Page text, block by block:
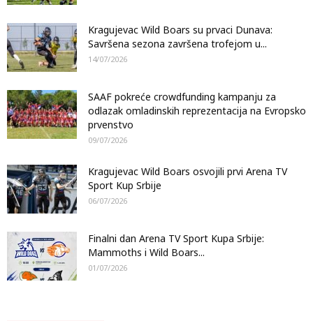
Kragujevac Wild Boars su prvaci Dunava:
Savršena sezona završena trofejom u...
14/07/2026
SAAF pokreće crowdfunding kampanju za
odlazak omladinskih reprezentacija na Evropsko
prvenstvo
09/07/2026
Kragujevac Wild Boars osvojili prvi Arena TV
Sport Kup Srbije
06/07/2026
Finalni dan Arena TV Sport Kupa Srbije:
Mammoths i Wild Boars...
01/07/2026